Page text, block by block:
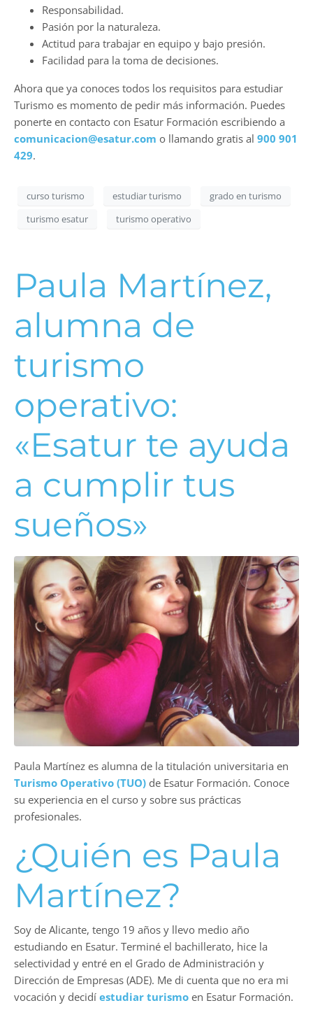
Responsabilidad.
Pasión por la naturaleza.
Actitud para trabajar en equipo y bajo presión.
Facilidad para la toma de decisiones.
Ahora que ya conoces todos los requisitos para estudiar
Turismo es momento de pedir más información. Puedes
ponerte en contacto con Esatur Formación escribiendo a
comunicacion@esatur.com o llamando gratis al 900 901
429.
curso turismo estudiar turismo
grado en turismo
turismo esatur
turismo operativo
Paula Martínez,
alumna de
turismo
operativo:
«Esatur te ayuda
a cumplir tus
sueños»
Paula Martínez es alumna de la titulación universitaria en
Turismo Operativo (TUO) de Esatur Formación. Conoce
su experiencia en el curso y sobre sus prácticas
profesionales.
¿Quién es Paula
Martínez?
Soy de Alicante, tengo 19 años y llevo medio año
estudiando en Esatur. Terminé el bachillerato, hice la
selectividad y entré en el Grado de Administración y
Dirección de Empresas (ADE). Me di cuenta que no era mi
vocación y decidí estudiar turismo en Esatur Formación.